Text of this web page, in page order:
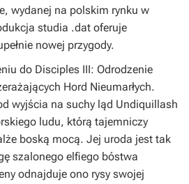
wydanej na polskim rynku w
studia .dat oferuje
nowej przygody.
do Disciples III: Odrodzenie
Hord Nieumarłych.
wyjścia na suchy ląd Undiquillash
ludu, którą tajemniczy
boską mocą. Jej uroda jest tak
szalonego elfiego bóstwa
odnajduje ono rysy swojej